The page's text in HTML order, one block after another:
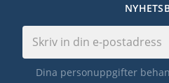
Dina personuppgifter